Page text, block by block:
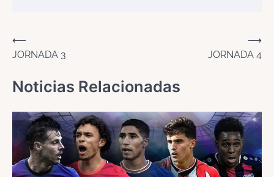
Navegación
de
entradas
⟵
JORNADA 3
JORNADA 4
⟶
Noticias Relacionadas